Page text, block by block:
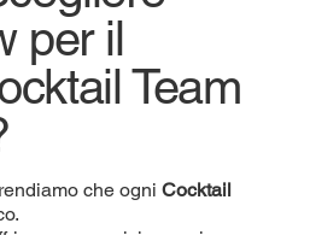
per il
Team
che ogni Cocktail